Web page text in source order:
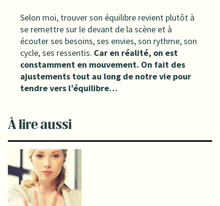
Selon moi, trouver son équilibre revient plutôt à
se remettre sur le devant de la scène et à
écouter ses besoins, ses envies, son rythme, son
cycle, ses ressentis. Car en réalité, on est
constamment en mouvement. On fait des
ajustements tout au long de notre vie pour
tendre vers l’équilibre…
À lire aussi